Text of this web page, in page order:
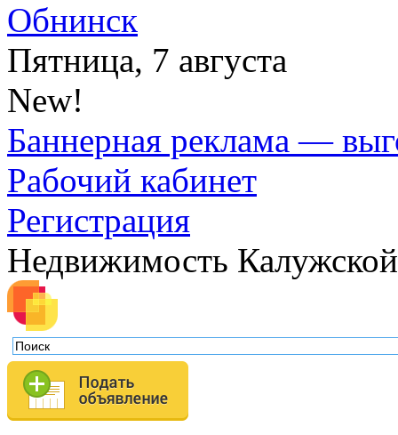
Обнинск
Пятница, 7 августа
New!
Баннерная реклама —
Рабочий кабинет
Регистрация
Недвижимость